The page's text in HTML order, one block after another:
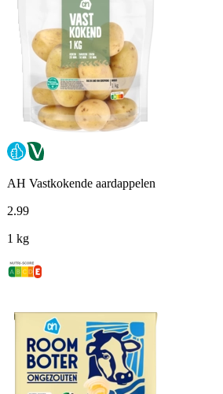
AH Vastkokende aardappelen
2.99
1 kg